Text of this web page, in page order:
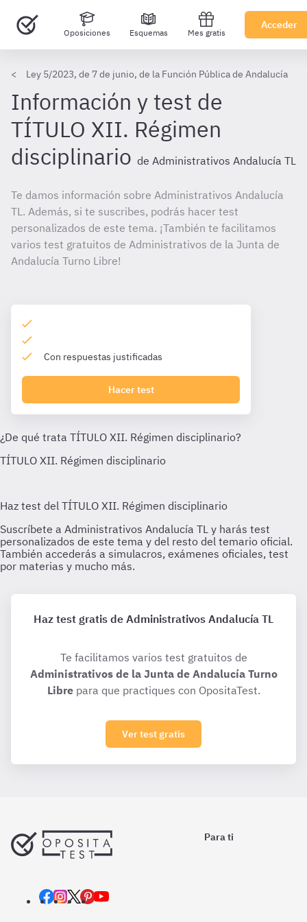
Oposiciones Esquemas Mes gratis
Acceder
Ley 5/2023, de 7 de junio, de la Función Pública de Andalucía
Información y test de
TÍTULO XII. Régimen
disciplinario de Administrativos Andalucía TL
Te damos información sobre Administrativos Andalucía
TL. Además, si te suscribes, podrás hacer test
personalizados de este tema. ¡También te facilitamos
varios test gratuitos de Administrativos de la Junta de
Andalucía Turno Libre!
Con respuestas justificadas
Hacer test
Haz test gratis de Administrativos Andalucía TL
Te facilitamos varios test gratuitos de
Administrativos de la Junta de Andalucía Turno
Librepara que practiques con OpositaTest.
Ver test gratis
Para ti